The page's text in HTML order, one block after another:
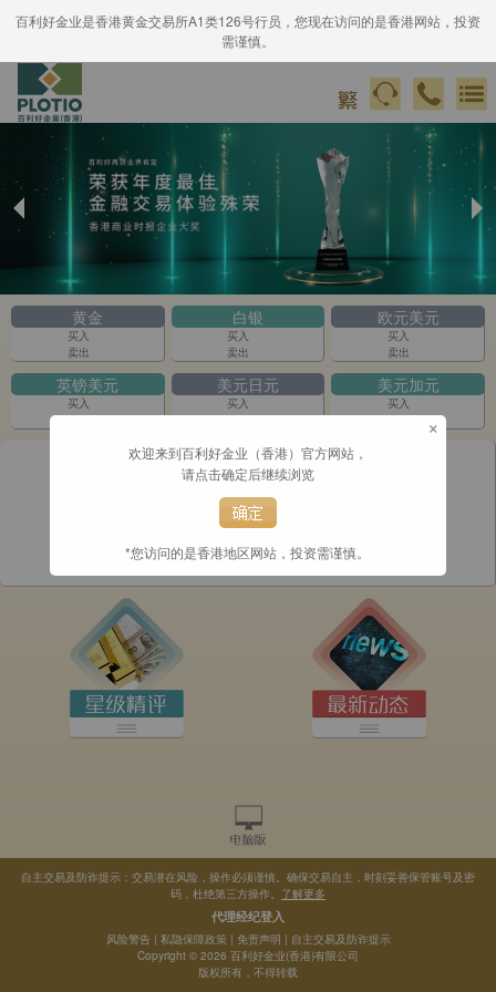
百利好金业是香港黄金交易所A1类126号行员，您现在访问的是香港网站，投资
需谨慎。
Previous
Slide
黄金
买入
卖出
白银
买入
卖出
欧元美元
买入
卖出
英镑美元
买入
卖出
美元日元
买入
卖出
美元加元
买入
卖出
自主交易及防诈提示：交易潜在风险，操作必须谨慎。确保交易自主，时刻妥善保管账号及密
码，杜绝第三方操作。 了解更多
代理经纪登入
风险警告| 私隐保障政策 | 免责声明 | 自主交易及防诈提示
Copyright © 2026 百利好金业(香港)有限公司
版权所有，不得转载
欢迎来到百利好金业（香港）官方网站，
请点击确定后继续浏览
*您访问的是香港地区网站，投资需谨慎。
×